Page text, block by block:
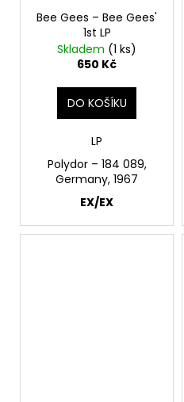
Bee Gees – Bee Gees'
1st LP
Skladem (1 ks)
650 Kč
DO KOŠÍKU
LP
Polydor – 184 089,
Germany, 1967
EX/EX